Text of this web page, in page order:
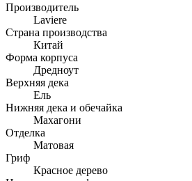
Производитель
Laviere
Страна производства
Китай
Форма корпуса
Дредноут
Верхняя дека
Ель
Нижняя дека и обечайка
Махагони
Отделка
Матовая
Гриф
Красное дерево